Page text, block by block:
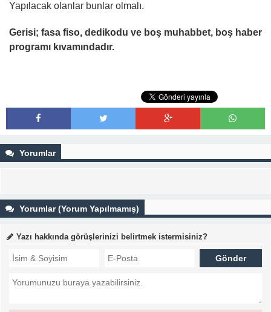
Yapılacak olanlar bunlar olmalı.
Gerisi; fasa fiso, dedikodu ve boş muhabbet, boş haber
programı kıvamındadır.
Yorumlar
Yorumlar (Yorum Yapılmamış)
Yazı hakkında görüşlerinizi belirtmek istermisiniz?